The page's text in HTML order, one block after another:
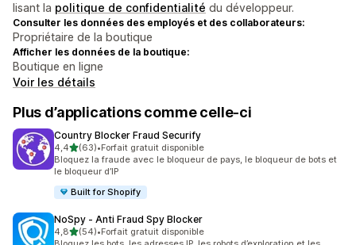
lisant la politique de confidentialité du développeur.
Consulter les données des employés et des collaborateurs:
Propriétaire de la boutique
Afficher les données de la boutique:
Boutique en ligne
Voir les détails
Plus d’applications comme celle-ci
Country Blocker Fraud Securify
4,4étoile(s) sur 5
(63)
63 avis au total
•Forfait gratuit disponible
Bloquez la fraude avec le bloqueur de pays, le bloqueur de bots et
le bloqueur d’IP
Built for Shopify
NoSpy ‑ Anti Fraud Spy Blocker
4,8étoile(s) sur 5
(54)
54 avis au total
•Forfait gratuit disponible